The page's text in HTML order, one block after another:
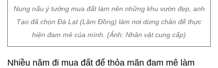
Nung nấu ý tưởng mua đất làm nên những khu vườn đẹp, anh
Tạo đã chọn Đà Lạt (Lâm Đồng) làm nơi dừng chân để thực
hiện đam mê của mình. (Ảnh: Nhân vật cung cấp)
Nhiều năm đi mua đất để thỏa mãn đam mê làm